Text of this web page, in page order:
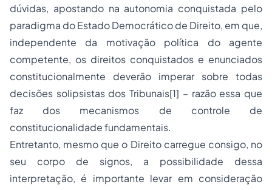
dúvidas, apostando na autonomia conquistada pelo
paradigma do Estado Democrático de Direito, em que,
independente da motivação política do agente
competente, os direitos conquistados e enunciados
constitucionalmente deverão imperar sobre todas
decisões solipsistas dos Tribunais[1] – razão essa que
faz dos mecanismos de controle de
constitucionalidadefundamentais.
Entretanto, mesmo que o Direito carregue consigo, no
seu corpo de signos, a possibilidade dessa
interpretação, é importante levar em consideração